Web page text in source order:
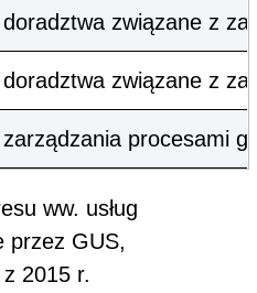
doradztwa związane z
doradztwa związane z
zarządzania procesami
ww. usług
przez GUS,
2015 r.